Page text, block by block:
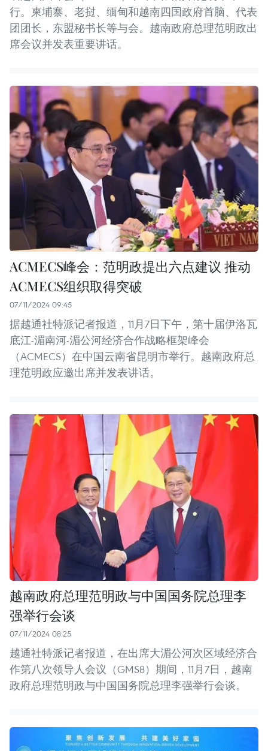
行。柬埔寨、老挝、缅甸和越南四国政府首脑、代表
团团长，东盟秘书长等与会。越南政府总理范明政出
席会议并发表重要讲话。
ACMECS峰会：范明政提出六点建议 推动
ACMECS组织取得突破
07/11/2024 09:45
据越通社特派记者报道，11月7日下午，第十届伊洛瓦
底江-湄南河-湄公河经济合作战略框架峰会
（ACMECS）在中国云南省昆明市举行。越南政府总
理范明政应邀出席并发表讲话。
越南政府总理范明政与中国国务院总理李
强举行会谈
07/11/2024 08:25
越通社特派记者报道，在出席大湄公河次区域经济合
作第八次领导人会议（GMS8）期间，11月7日，越南
政府总理范明政与中国国务院总理李强举行会谈。